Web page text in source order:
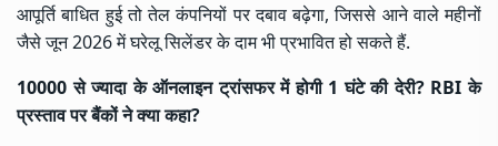
आपूर्ति बाधित हुई तो तेल कंपनियों पर दबाव बढ़ेगा, जिससे आने वाले महीनों
जैसे जून 2026 में घरेलू सिलेंडर के दाम भी प्रभावित हो सकते हैं.
10000 से ज्यादा के ऑनलाइन ट्रांसफर में होगी 1 घंटे की देरी? RBI के
प्रस्ताव पर बैंकों ने क्या कहा?